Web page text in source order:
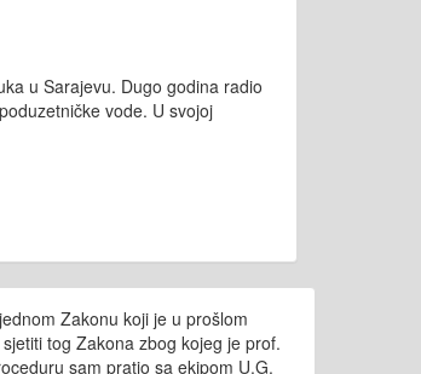
u Sarajevu. Dugo godina radio
vode. U svojoj
Zakonu koji je u prošlom
tog Zakona zbog kojeg je prof.
sam pratio sa ekipom U.G.